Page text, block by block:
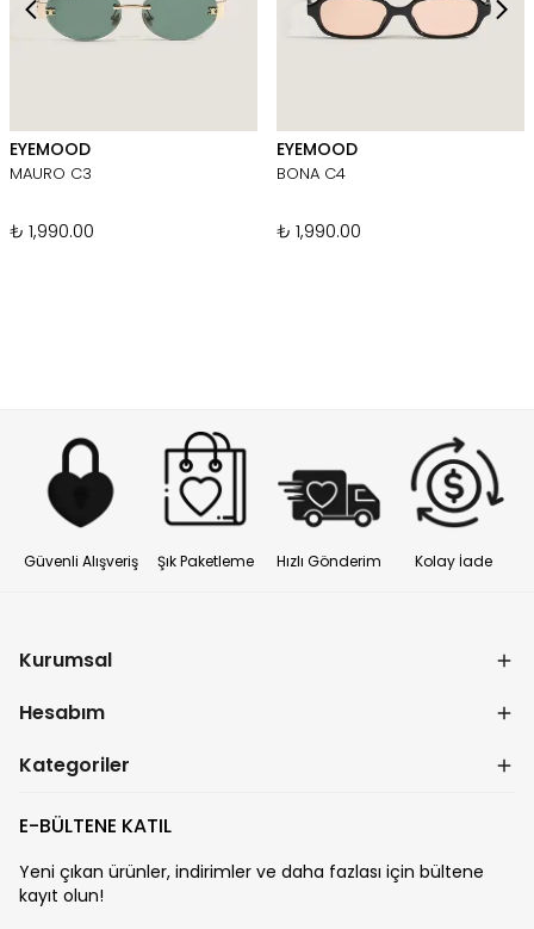
EYEMOOD
MAURO C3
₺ 1,990.00
EYEMOOD
BONA C4
₺ 1,990.00
Güvenli Alışveriş Şık Paketleme Hızlı Gönderim Kolay İade
Kurumsal
Hesabım
Kategoriler
E-BÜLTENE KATIL
Yeni çıkan ürünler, indirimler ve daha fazlası için bültene
kayıt olun!